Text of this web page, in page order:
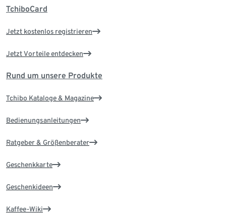
TchiboCard
Jetzt kostenlos registrieren
Jetzt Vorteile entdecken
Rund um unsere Produkte
Tchibo Kataloge & Magazine
Bedienungsanleitungen
Ratgeber & Größenberater
Geschenkkarte
Geschenkideen
Kaffee-Wiki